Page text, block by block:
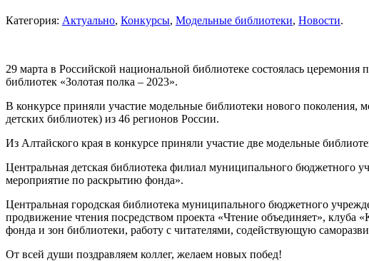
Категория: Актуально, Конкурсы, Модельные библиотеки, Новости.
29 марта в Российской национальной библиотеке состоялась
библиотек «Золотая полка – 2023».
В конкурсе приняли участие модельные библиотеки нового
детских библиотек) из 46 регионов России.
Из Алтайского края в конкурсе приняли участие две модельные
Центральная детская библиотека филиал муниципального бюджетного
мероприятие по раскрытию фонда».
Центральная городская библиотека муниципального бюджетного
продвижение чтения посредством проекта «Чтение объединяет»,
фонда и зон библиотеки, работу с читателями, содействующую
От всей души поздравляем коллег, желаем новых побед!